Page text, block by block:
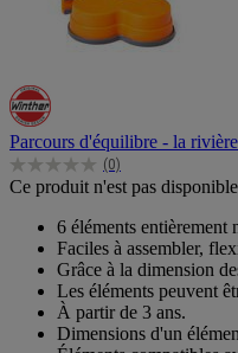
Parcours d'équilibre - la
(0)
0.0
sur
étoiles.
Ce produit n'est pas
6 éléments entièrement
Faciles à assembler,
Grâce à la dimension
Les éléments peuvent
À partir de 3 ans.
Dimensions d'un